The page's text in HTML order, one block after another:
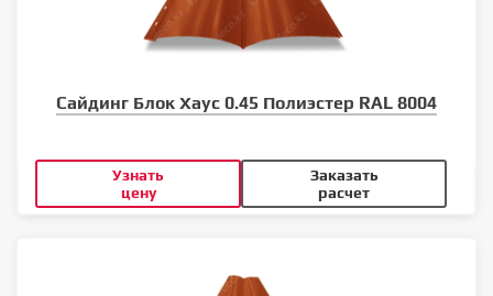
Сайдинг Блок Хаус 0.45 Полиэстер RAL 8004
Узнать
цену
Заказать
расчет